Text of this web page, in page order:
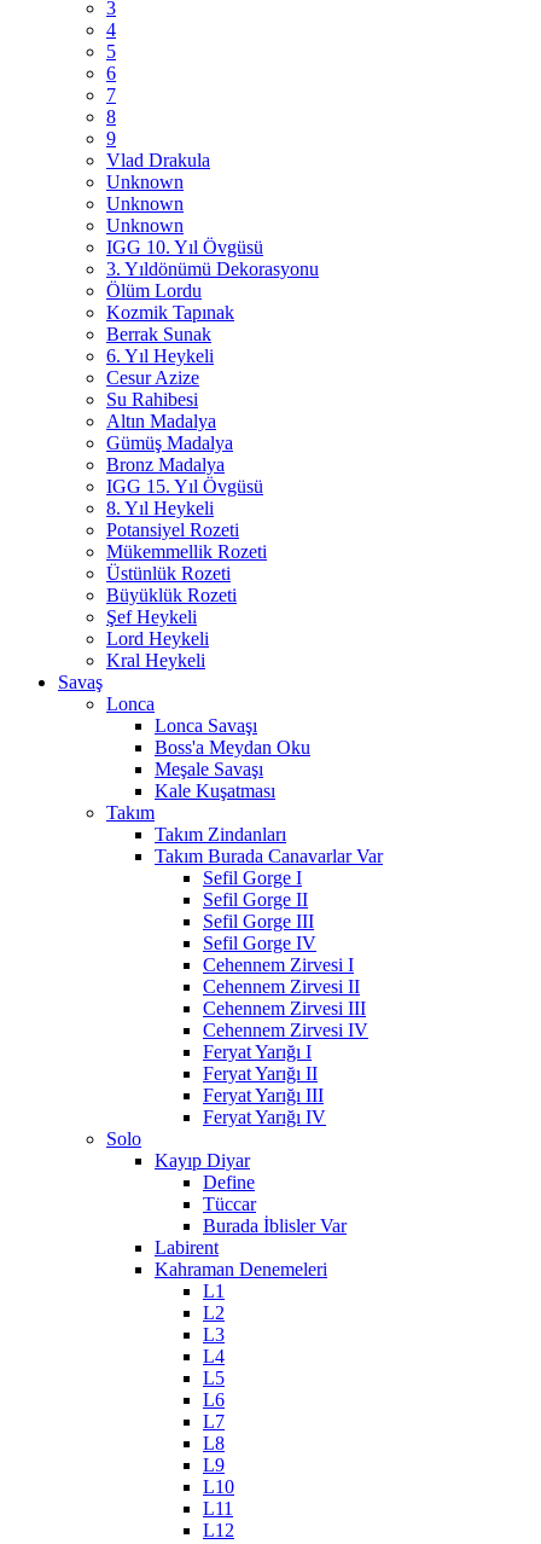
3
4
5
6
7
8
9
Vlad Drakula
Unknown
Unknown
Unknown
IGG 10. Yıl Övgüsü
3. Yıldönümü Dekorasyonu
Ölüm Lordu
Kozmik Tapınak
Berrak Sunak
6. Yıl Heykeli
Cesur Azize
Su Rahibesi
Altın Madalya
Gümüş Madalya
Bronz Madalya
IGG 15. Yıl Övgüsü
8. Yıl Heykeli
Potansiyel Rozeti
Mükemmellik Rozeti
Üstünlük Rozeti
Büyüklük Rozeti
Şef Heykeli
Lord Heykeli
Kral Heykeli
Savaş
Lonca
Lonca Savaşı
Boss'a Meydan Oku
Meşale Savaşı
Kale Kuşatması
Takım
Takım Zindanları
Takım Burada Canavarlar Var
Sefil Gorge I
Sefil Gorge II
Sefil Gorge III
Sefil Gorge IV
Cehennem Zirvesi I
Cehennem Zirvesi II
Cehennem Zirvesi III
Cehennem Zirvesi IV
Feryat Yarığı I
Feryat Yarığı II
Feryat Yarığı III
Feryat Yarığı IV
Solo
Kayıp Diyar
Define
Tüccar
Burada İblisler Var
Labirent
Kahraman Denemeleri
L1
L2
L3
L4
L5
L6
L7
L8
L9
L10
L11
L12